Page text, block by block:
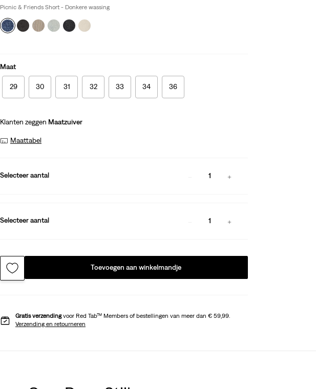
is
Picnic & Friends Short - Donkere wassing
Maat
29 30 31 32 33 34 36
Klanten zeggen Maatzuiver
Maattabel
Selecteer aantal 1
Selecteer aantal 1
Toevoegen aan winkelmandje
Gratis verzendingvoor Red Tab™ Members of bestellingen van meer dan € 59,99.
Verzending en retourneren